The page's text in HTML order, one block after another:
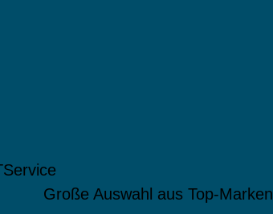
Service
Große Auswahl aus Top-Marken